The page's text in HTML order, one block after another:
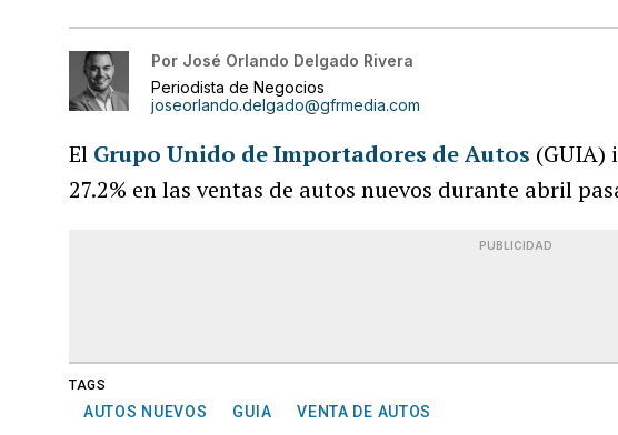
Por José Orlando Delgado Rivera
Periodista de Negocios
joseorlando.delgado@gfrmedia.com
El Grupo Unido de Importadores de Autos (GUIA)
27.2% en las ventas de autos nuevos durante abril
PUBLICIDAD
TAGS
AUTOS NUEVOS GUIA VENTA DE AUTOS